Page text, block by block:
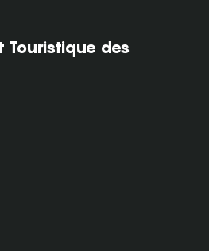
Touristique des